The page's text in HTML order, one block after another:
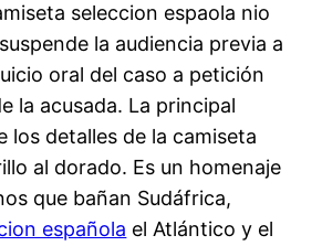
la audiencia previa a
oral del caso a petición
la acusada. La principal
los detalles de la camiseta
al dorado. Es un homenaje
que bañan Sudáfrica,
española el Atlántico y el